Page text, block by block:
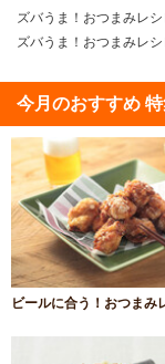
ズバうま！おつまみレ
ズバうま！おつまみレ
今月のおすすめ
ビールに合う！おつまみ